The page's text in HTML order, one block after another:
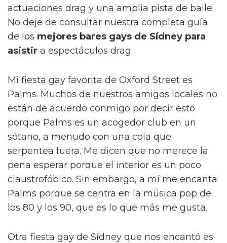
actuaciones drag y una amplia pista de baile.
No deje de consultar nuestra completa guía
de los mejores bares gays de Sídney para
asistir a espectáculos drag.
Mi fiesta gay favorita de Oxford Street es
Palms. Muchos de nuestros amigos locales no
están de acuerdo conmigo por decir esto
porque Palms es un acogedor club en un
sótano, a menudo con una cola que
serpentea fuera. Me dicen que no merece la
pena esperar porque el interior es un poco
claustrofóbico. Sin embargo, a mí me encanta
Palms porque se centra en la música pop de
los 80 y los 90, que es lo que más me gusta.
Otra fiesta gay de Sídney que nos encantó es